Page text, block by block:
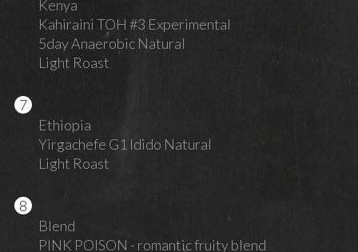
Kenya
Kahiraini TOH #3 Experimental
5day Anaerobic Natural
Light Roast
Ethiopia
Yirgachefe G1 Idido Natural
Light Roast
Blend
PINK POISON - romantic fruity blend